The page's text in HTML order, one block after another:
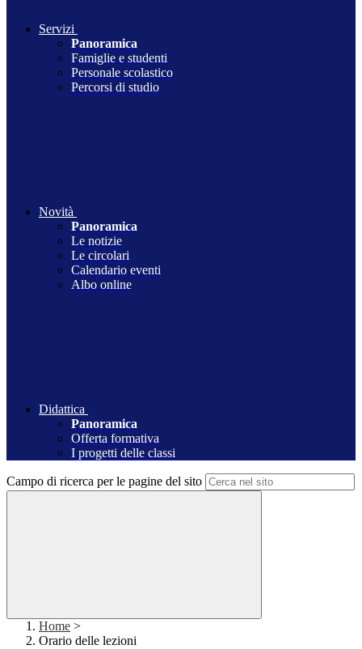
Servizi
Panoramica
Famiglie e studenti
Personale scolastico
Percorsi di studio
Novità
Panoramica
Le notizie
Le circolari
Calendario eventi
Albo online
Didattica
Panoramica
Offerta formativa
I progetti delle classi
Campo di ricerca per le pagine del sito
Home >
Orario delle lezioni